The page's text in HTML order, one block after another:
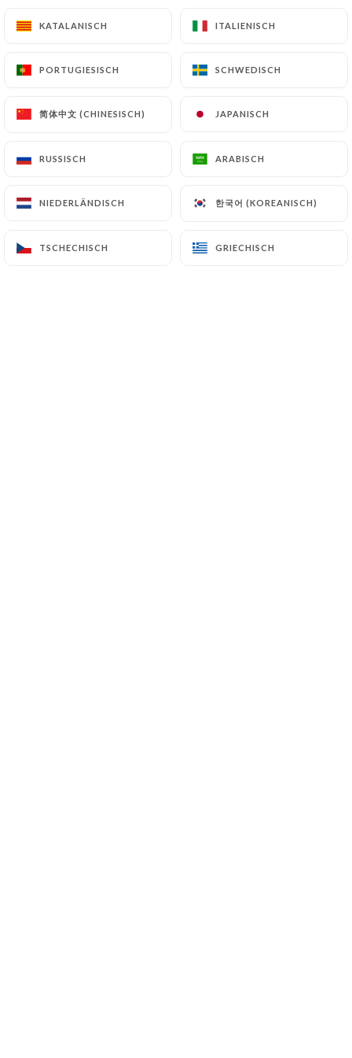
KATALANISCH ITALIENISCH
PORTUGIESISCH SCHWEDISCH
简体中文 (CHINESISCH) JAPANISCH
RUSSISCH ARABISCH
NIEDERLÄNDISCH 한국어 (KOREANISCH)
TSCHECHISCH GRIECHISCH
KATALANISCH ITALIENISCH
PORTUGIESISCH SCHWEDISCH
简体中文 (CHINESISCH) JAPANISCH
RUSSISCH ARABISCH
NIEDERLÄNDISCH 한국어 (KOREANISCH)
TSCHECHISCH GRIECHISCH